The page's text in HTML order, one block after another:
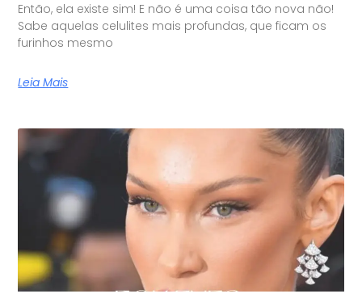
Então, ela existe sim! E não é uma coisa tão nova não!
Sabe aquelas celulites mais profundas, que ficam os
furinhos mesmo
Leia Mais